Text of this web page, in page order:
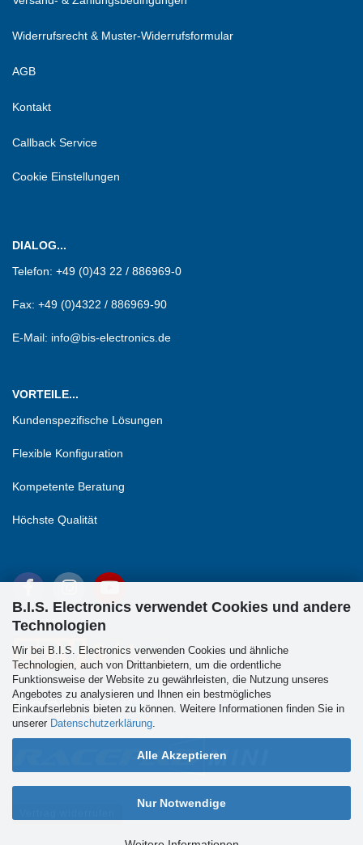
B.I.S. Electronics verwendet Cookies und andere
Technologien
Wir bei B.I.S. Electronics verwenden Cookies und ähnliche
Technologien, auch von Drittanbietern, um die ordentliche
Funktionsweise der Website zu gewährleisten, die Nutzung unseres
Angebotes zu analysieren und Ihnen ein bestmögliches
Einkaufserlebnis bieten zu können. Weitere Informationen finden Sie in
unserer Datenschutzerklärung
Alle Akzeptieren
Nur Notwendige
Widerrufsrecht & Muster-Widerrufsformular
AGB
Kontakt
Callback Service
Cookie Einstellungen
DIALOG...
Telefon: +49 (0)43 22 / 886969-0
Fax: +49 (0)4322 / 886969-90
E-Mail: info@bis-electronics.de
VORTEILE...
Kundenspezifische Lösungen
Flexible Konfiguration
Kompetente Beratung
Höchste Qualität